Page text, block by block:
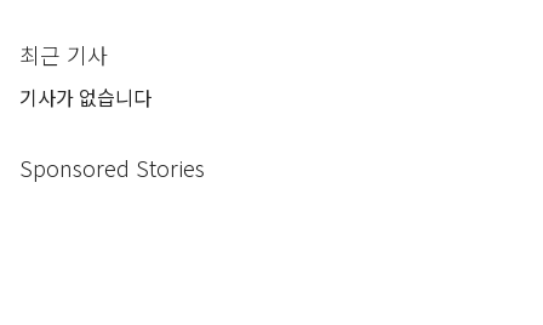
최근 기사
기사가 없습니다
Sponsored Stories